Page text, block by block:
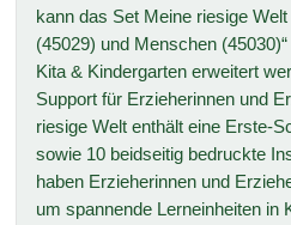
kann das Set Meine riesige
(45029) und Menschen
Kita & Kindergarten erweitert
Support für Erzieherinnen und
riesige Welt enthält eine Erste-
sowie 10 beidseitig bedruckte
haben Erzieherinnen und
um spannende Lerneinheiten in